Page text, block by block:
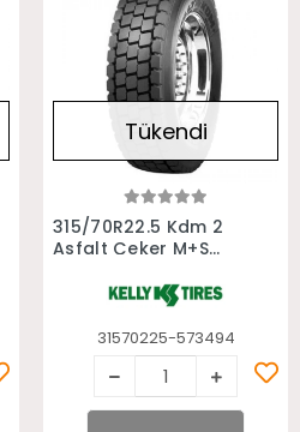
Stokta Yok
Tükendi
315/70R22.5 Kdm 2
Asfalt Çeker M+S
31570225-573494